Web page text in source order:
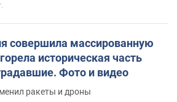
совершила массированную
историческая часть
Фото и видео
ракеты и дроны